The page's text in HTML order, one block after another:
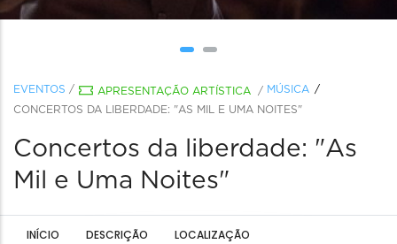
EVENTOS / APRESENTAÇÃO ARTÍSTICA / MÚSICA
CONCERTOS DA LIBERDADE: "AS MIL E UMA NOITES"
Concertos da liberdade: "As
Mil e Uma Noites"
INÍCIO DESCRIÇÃO LOCALIZAÇÃO